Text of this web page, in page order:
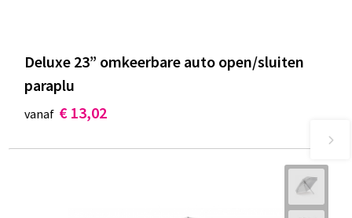
Deluxe 23” omkeerbare auto open/sluiten
paraplu
vanaf € 13,02